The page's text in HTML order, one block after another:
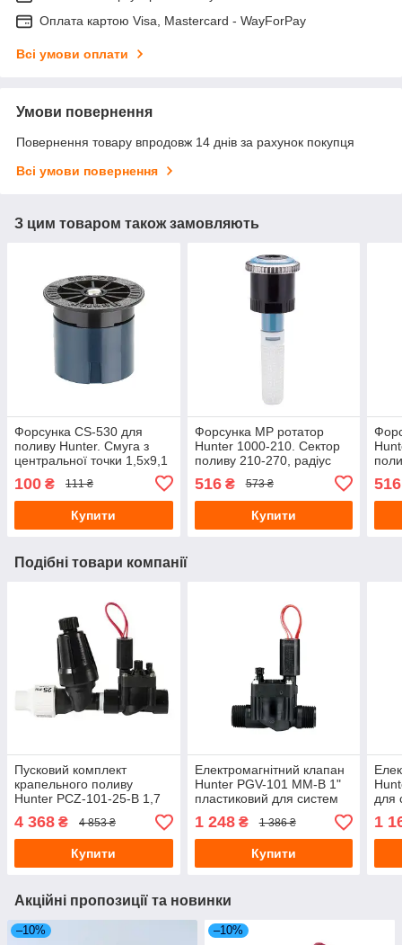
Оплата картою Visa, Mastercard - WayForPay
Всі умови оплати
Умови повернення
Повернення товару впродовж 14 днів за рахунок покупця
Всі умови повернення
З цим товаром також замовляють
Форсунка CS-530 для
поливу Hunter. Смуга з
центральної точки 1,5х9,1
100 ₴ 111 ₴
Купити
Форсунка МР ротатор
Hunter 1000-210. Сектор
поливу 210-270, радіус
516₴ 573 ₴
Купити
516
Подібні товари компанії
Пусковий комплект
крапельного поливу
Hunter PCZ-101-25-B 1,7
бар з клапаном і фільтром
4 368 ₴ 4 853 ₴
Купити
Електромагнітний клапан
Hunter PGV-101 MM-B 1"
пластиковий для систем
автоматичного поливу
1 248₴ 1 386 ₴
Купити
для
1
Акційні пропозиції та новинки
–10% –10%